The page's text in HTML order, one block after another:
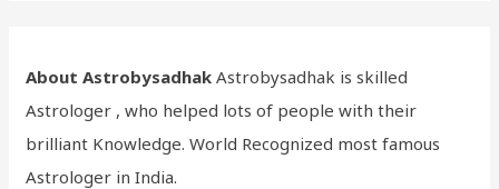
About Astrobysadhak Astrobysadhak is skilled
Astrologer , who helped lots of people with their
brilliant Knowledge. World Recognized most famous
Astrologer in India.